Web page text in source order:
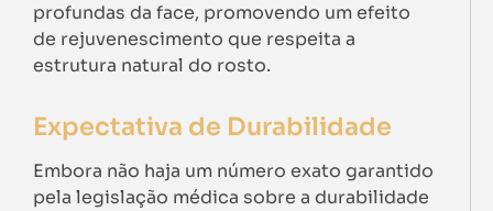
profundas da face, promovendo um efeito
de rejuvenescimento que respeita a
estrutura natural do rosto.
Expectativa de Durabilidade
Embora não haja um número exato garantido
pela legislação médica sobre a durabilidade